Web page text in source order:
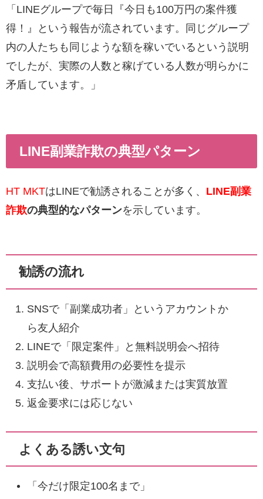
「LINEグループで毎日『今日も100万円の案件獲
得！』という報告が流されています。同じグループ
内の人たちも同じような額を稼いでいるという説明
でしたが、実際の人数と稼げている人数が明らかに
矛盾しています。」
LINE副業詐欺の典型パターン
HT MKTはLINEで勧誘されることが多く、
LINE副業
詐欺の典型的なパターンを示しています。
勧誘の流れ
SNSで「副業成功者」というアカウントか
ら友人紹介
LINEで「限定案件」と無料説明会へ招待
説明会で高額費用の必要性を提示
支払い後、サポートが激減または実質放置
返金要求には応じない
よくある誘い文句
「今だけ限定100名まで」